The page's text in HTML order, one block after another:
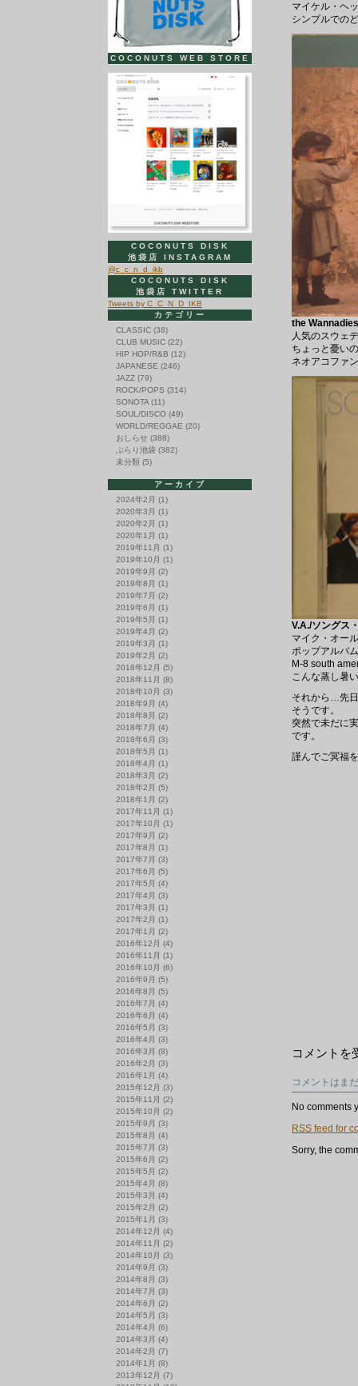
マイケル・ヘ
シンプルでの
the
人気のスウェ
ちょっと憂い
ネオアコファ
V.A./ソングス
マイク・オー
ポップアルバ
M-8 south
こんな蒸し暑
それから…先
そうです。
突然で未だに
です。
謹んでご冥福
7/24
健
二
と
オ
コ
コメントを
コメントはま
No comments
RSS feed for
Sorry, the
COCONUTS WEB STORE
COCONUTS DISK
池袋店 INSTAGRAM
@c_c_n_d_ikb
COCONUTS DISK
池袋店 TWITTER
Tweets by C_C_N_D_IKB
カテゴリー
CLASSIC (38)
CLUB MUSIC (22)
HIP HOP/R&B (12)
JAPANESE (246)
JAZZ (79)
ROCK/POPS (314)
SONOTA (11)
SOUL/DISCO (49)
WORLD/REGGAE (20)
おしらせ (388)
ぶらり池袋 (382)
未分類 (5)
アーカイブ
2024年2月 (1)
2020年3月 (1)
2020年2月 (1)
2020年1月 (1)
2019年11月 (1)
2019年10月 (1)
2019年9月 (2)
2019年8月 (1)
2019年7月 (2)
2019年6月 (1)
2019年5月 (1)
2019年4月 (2)
2019年3月 (1)
2019年2月 (2)
2018年12月 (5)
2018年11月 (8)
2018年10月 (3)
2018年9月 (4)
2018年8月 (2)
2018年7月 (4)
2018年6月 (3)
2018年5月 (1)
2018年4月 (1)
2018年3月 (2)
2018年2月 (5)
2018年1月 (2)
2017年11月 (1)
2017年10月 (1)
2017年9月 (2)
2017年8月 (1)
2017年7月 (3)
2017年6月 (5)
2017年5月 (4)
2017年4月 (3)
2017年3月 (1)
2017年2月 (1)
2017年1月 (2)
2016年12月 (4)
2016年11月 (1)
2016年10月 (6)
2016年9月 (5)
2016年8月 (5)
2016年7月 (4)
2016年6月 (4)
2016年5月 (3)
2016年4月 (3)
2016年3月 (8)
2016年2月 (3)
2016年1月 (4)
2015年12月 (3)
2015年11月 (2)
2015年10月 (2)
2015年9月 (3)
2015年8月 (4)
2015年7月 (3)
2015年6月 (2)
2015年5月 (2)
2015年4月 (8)
2015年3月 (4)
2015年2月 (2)
2015年1月 (3)
2014年12月 (4)
2014年11月 (2)
2014年10月 (3)
2014年9月 (3)
2014年8月 (3)
2014年7月 (3)
2014年6月 (2)
2014年5月 (3)
2014年4月 (6)
2014年3月 (4)
2014年2月 (7)
2014年1月 (8)
2013年12月 (7)